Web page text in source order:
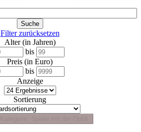
Filter zurücksetzen
Alter (in Jahren)
bis
Preis (in Euro)
bis
Anzeige
Sortierung